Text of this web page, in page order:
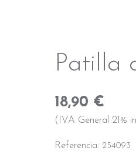
Patilla
18,90 €
(IVA General 21%
Referencia: 254093